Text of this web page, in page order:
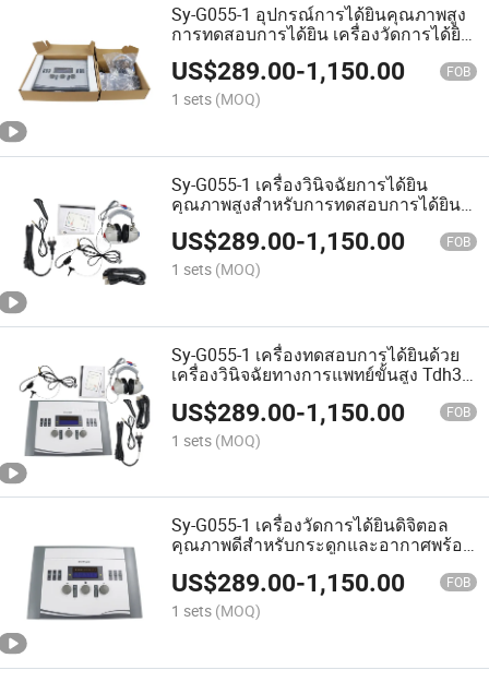
Sy-G055-1 อุปกรณ์การได้ยินคุณภาพสูง
การทดสอบการได้ยิน เครื่องวัดการได้ยิน
กระดูกและอากาศ
US$289.00-1,150.00 FOB
1 sets (MOQ)
Sy-G055-1 เครื่องวินิจฉัยการได้ยิน
คุณภาพสูงสำหรับการทดสอบการได้ยิน
ในผู้ใหญ่
US$289.00-1,150.00 FOB
1 sets (MOQ)
Sy-G055-1 เครื่องทดสอบการได้ยินด้วย
เครื่องวินิจฉัยทางการแพทย์ขั้นสูง Tdh39
US$289.00-1,150.00 FOB
1 sets (MOQ)
Sy-G055-1 เครื่องวัดการได้ยินดิจิตอล
คุณภาพดีสำหรับกระดูกและอากาศพร้อม
ซอฟต์แวร์
US$289.00-1,150.00 FOB
1 sets (MOQ)